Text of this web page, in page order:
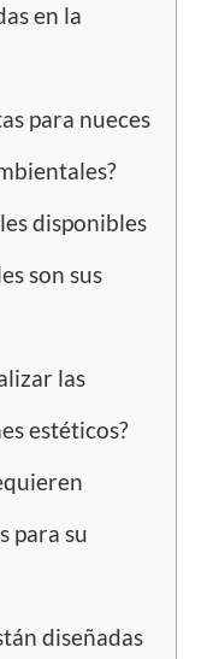
en la
para nueces
disponibles
son sus
las
estéticos?
para su
diseñadas